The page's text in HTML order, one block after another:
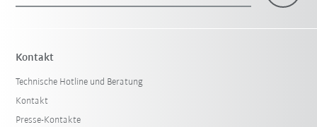
Kontakt
Technische Hotline und Beratung
Kontakt
Presse-Kontakte